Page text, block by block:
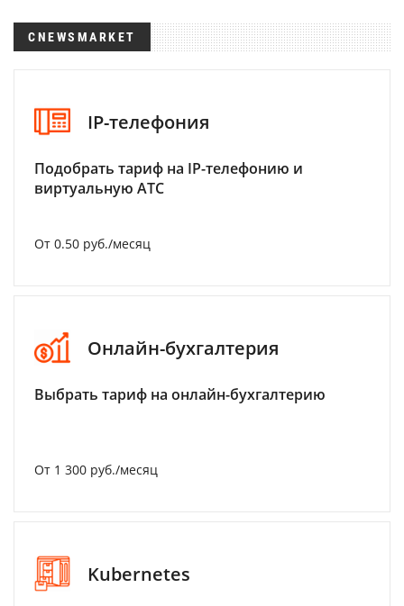
CNEWSMARKET
IP-телефония
Подобрать тариф на IP-телефонию и
виртуальную АТС
От 0.50 руб./месяц
Онлайн-бухгалтерия
Выбрать тариф на онлайн-бухгалтерию
От 1 300 руб./месяц
Kubernetes